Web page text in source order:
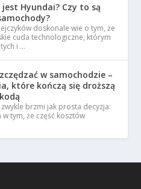
Hyundai? Czy to są
doskonale wie o tym, że
cuda technologiczne, którym
i …
w samochodzie –
które kończą się droższą
brzmi jak prosta decyzja:
tym, że część kosztów